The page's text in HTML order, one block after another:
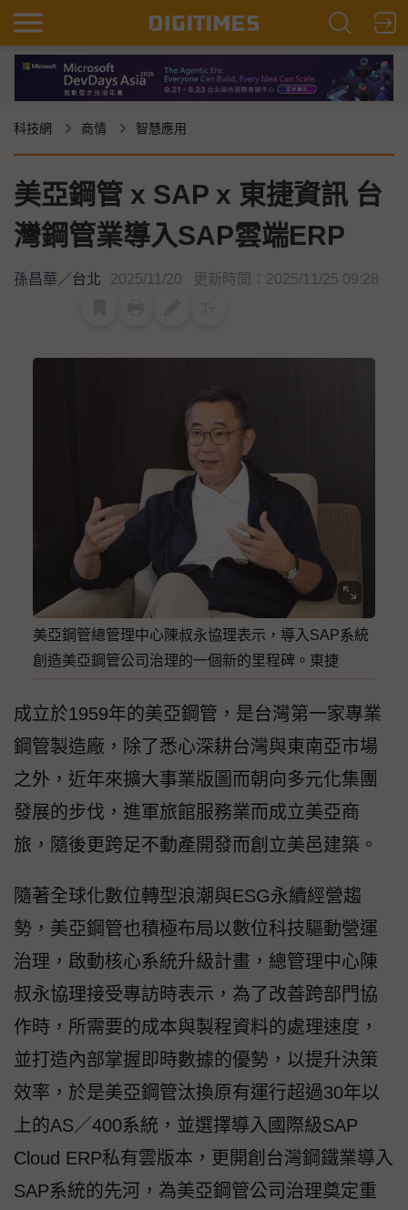
科技網 商情 智慧應用
美亞鋼管 x SAP x 東捷資訊 台
灣鋼管業導入SAP雲端ERP
孫昌華／台北 2025/11/20 更新時間：2025/11/25 09:28
美亞鋼管總管理中心陳叔永協理表示，導入SAP系統
創造美亞鋼管公司治理的一個新的里程碑。東捷
成立於1959年的美亞鋼管，是台灣第一家專業
鋼管製造廠，除了悉心深耕台灣與東南亞市場
之外，近年來擴大事業版圖而朝向多元化集團
發展的步伐，進軍旅館服務業而成立美亞商
旅，隨後更跨足不動產開發而創立美邑建築。
隨著全球化數位轉型浪潮與ESG永續經營趨
勢，美亞鋼管也積極布局以數位科技驅動營運
治理，啟動核心系統升級計畫，總管理中心陳
叔永協理接受專訪時表示，為了改善跨部門協
作時，所需要的成本與製程資料的處理速度，
並打造內部掌握即時數據的優勢，以提升決策
效率，於是美亞鋼管汰換原有運行超過30年以
上的AS／400系統，並選擇導入國際級SAP
Cloud ERP私有雲版本，更開創台灣鋼鐵業導入
SAP系統的先河，為美亞鋼管公司治理奠定重